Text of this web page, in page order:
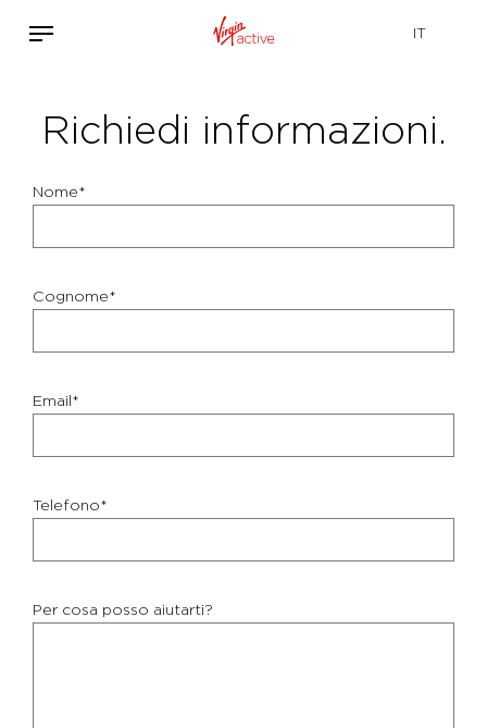
Richiedi informazioni.
Nome*
Cognome*
Email*
Telefono*
Per cosa posso aiutarti?